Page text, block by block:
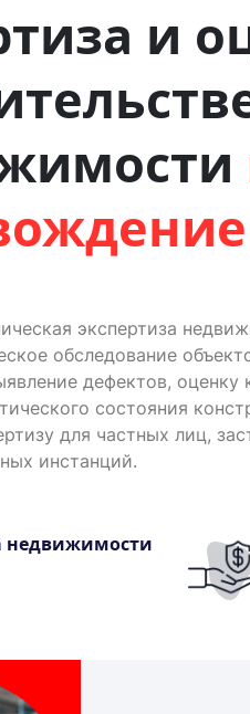
и
экспертиза
обследование
дефектов, оценку
состояния
для частных лиц,
инстанций.
недвижимости